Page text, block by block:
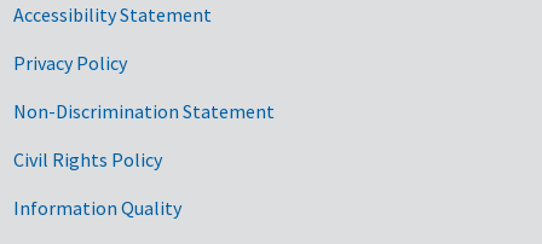
Accessibility Statement
Privacy Policy
Non-Discrimination Statement
Civil Rights Policy
Information Quality